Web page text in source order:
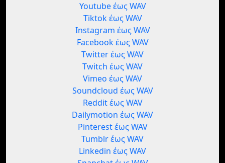
Youtube έως WAV
Tiktok έως WAV
Instagram έως WAV
Facebook έως WAV
Twitter έως WAV
Twitch έως WAV
Vimeo έως WAV
Soundcloud έως WAV
Reddit έως WAV
Dailymotion έως WAV
Pinterest έως WAV
Tumblr έως WAV
Linkedin έως WAV